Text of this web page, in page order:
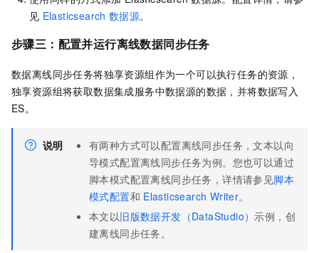
见 Elasticsearch 数据源。
步骤三：配置并运行离线数据同步任务
数据离线同步任务将独享资源组作为一个可以执行任务的资源，
独享资源组将获取数据集成服务中数据源的数据，并将数据写入
ES。
说明
有两种方式可以配置离线同步任务，文本以向
导模式配置离线同步任务为例。您也可以通过
脚本模式配置离线同步任务，详情请参见脚本
模式配置和 Elasticsearch Writer。
本文以旧版数据开发（DataStudio） 示例，创
建离线同步任务。